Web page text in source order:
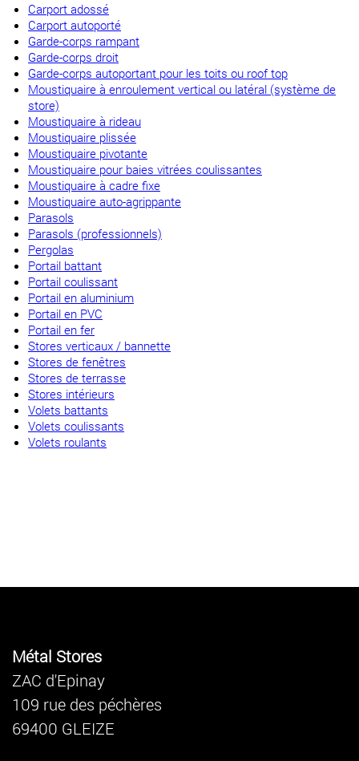
Carport adossé
Carport autoporté
Garde-corps rampant
Garde-corps droit
Garde-corps autoportant pour les toits ou roof top
Moustiquaire à enroulement vertical ou latéral (système de
store)
Moustiquaire à rideau
Moustiquaire plissée
Moustiquaire pivotante
Moustiquaire pour baies vitrées coulissantes
Moustiquaire à cadre fixe
Moustiquaire auto-agrippante
Parasols
Parasols (professionnels)
Pergolas
Portail battant
Portail coulissant
Portail en aluminium
Portail en PVC
Portail en fer
Stores verticaux / bannette
Stores de fenêtres
Stores de terrasse
Stores intérieurs
Volets battants
Volets coulissants
Volets roulants
Métal Stores
ZAC d'Epinay
109 rue des péchères
69400 GLEIZE